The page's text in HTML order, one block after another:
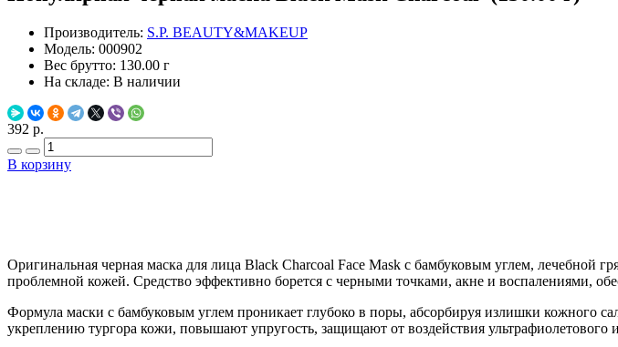
Производитель: S.P. BEAUTY&MAKEUP
Модель: 000902
Вес брутто: 130.00 г
На складе: В наличии
392 р.
В корзину
Оригинальная черная маска для лица Black Charcoal Face Mask с бамбуковым углем, лечебной
проблемной кожей. Средство эффективно борется с черными точками, акне и воспалениями,
Формула маски с бамбуковым углем проникает глубоко в поры, абсорбируя излишки кожного
укреплению тургора кожи, повышают упругость, защищают от воздействия